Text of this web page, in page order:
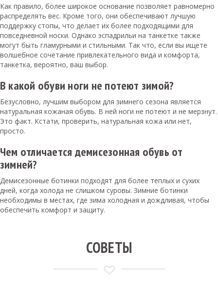
Как правило, более широкое основание позволяет равномерно
распределять вес. Кроме того, они обеспечивают лучшую
поддержку стопы, что делает их более подходящими для
повседневной носки. Однако эспадрильи на танкетке также
могут быть гламурными и стильными. Так что, если вы ищете
волшебное сочетание привлекательного вида и комфорта,
танкетка, вероятно, ваш выбор.
В какой обуви ноги не потеют зимой?
Безусловно, лучшим выбором для зимнего сезона является
натуральная кожаная обувь. В ней ноги не потеют и не мерзнут.
Это факт. Кстати, проверить, натуральная кожа или нет,
просто.
Чем отличается демисезонная обувь от
зимней?
Демисезонные ботинки подходят для более теплых и сухих
дней, когда холода не слишком суровы. Зимние ботинки
необходимы в местах, где зима холодная и дождливая, чтобы
обеспечить комфорт и защиту.
СОВЕТЫ